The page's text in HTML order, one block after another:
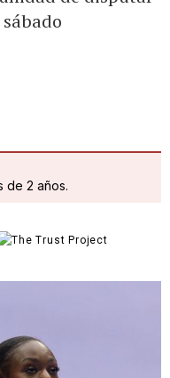
de 2 años.